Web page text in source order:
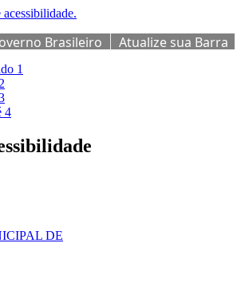
Brasileiro
Atualize sua Barra
1
2
4
DE